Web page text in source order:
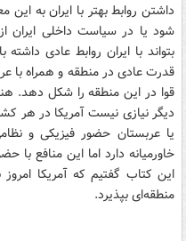
داشتن روابط بهتر با ایران به
شود یا در سیاست داخلی ایران
بتواند با ایران روابط عادی
قدرت عادی در منطقه و همراه با
قوا در این منطقه را شکل دهد.
دیگر نیازی نیست آمریکا در هر
یا عربستان حضور فیزیکی و
خاورمیانه دارد اما این منافع
این کتاب گفتیم که آمریکا امروز
منطقه‌ای بپذیرد.